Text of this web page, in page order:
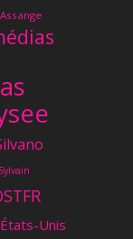
Sylvain
États-Unis